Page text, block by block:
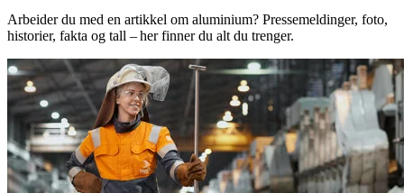
Arbeider du med en artikkel om aluminium? Pressemeldinger, foto,
historier, fakta og tall – her finner du alt du trenger.